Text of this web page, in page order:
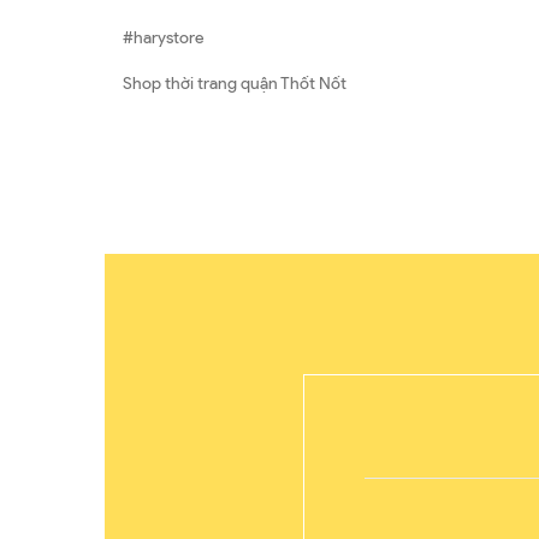
#harystore
Shop thời trang quận Thốt Nốt